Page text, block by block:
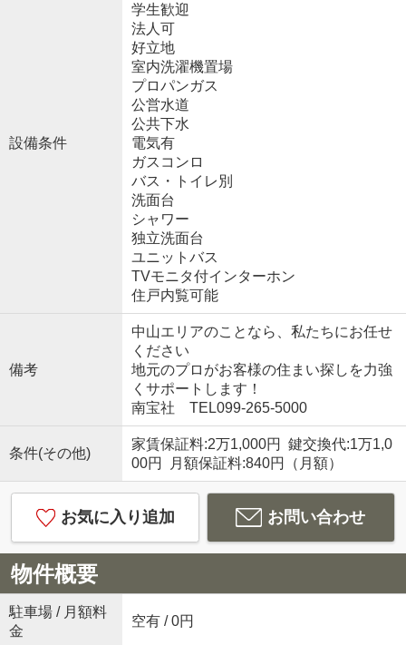
設備条件
学生歓迎
法人可
好立地
室内洗濯機置場
プロパンガス
公営水道
公共下水
電気有
ガスコンロ
バス・トイレ別
洗面台
シャワー
独立洗面台
ユニットバス
TVモニタ付インターホン
住戸内覧可能
備考
中山エリアのことなら、私たちにお任せ
ください
地元のプロがお客様の住まい探しを力強
くサポートします！
南宝社 TEL099-265-5000
条件(その他)
家賃保証料:2万1,000円 鍵交換代:1万1,0
00円 月額保証料:840円（月額）
お気に入り追加 お問い合わせ
物件概要
駐車場 / 月額料
金
空有 / 0円